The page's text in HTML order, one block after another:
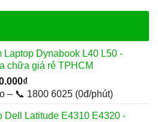
Laptop Dynabook L40 L50 -
chữa giá rẻ TPHCM
₫Giá
hiện
là:
– 📞 1800 6025 (0đ/phút)
Dell Latitude E4310 E4320 -